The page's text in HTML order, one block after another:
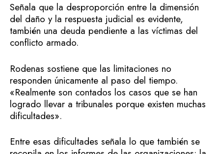
Señala que la desproporción entre la dimensión
del daño y la respuesta judicial es evidente,
también una deuda pendiente a las víctimas del
conflicto armado.
Rodenas sostiene que las limitaciones no
responden únicamente al paso del tiempo.
«Realmente son contados los casos que se han
logrado llevar a tribunales porque existen muchas
dificultades».
Entre esas dificultades señala lo que también se